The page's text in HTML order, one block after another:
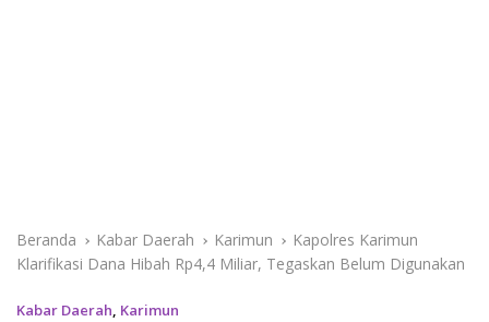
Beranda Kabar Daerah Karimun
Kapolres Karimun
Klarifikasi Dana Hibah Rp4,4 Miliar, Tegaskan Belum Digunakan
Kabar Daerah, Karimun